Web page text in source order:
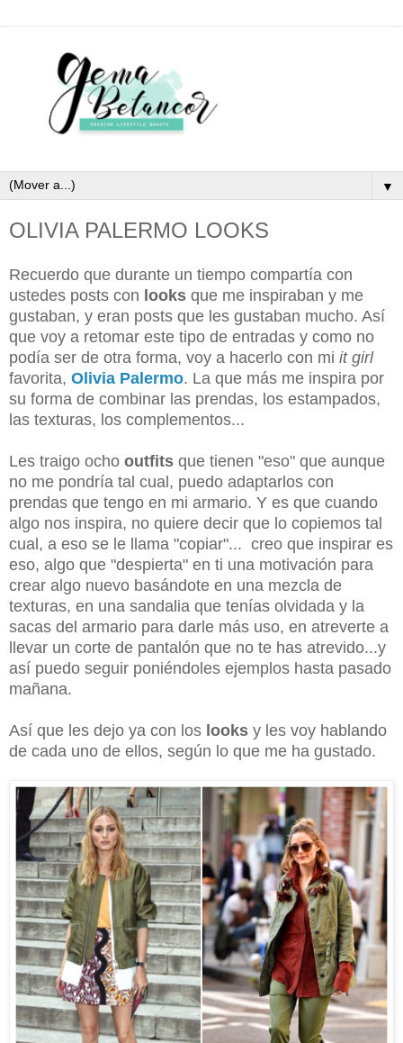
▼
OLIVIA PALERMO LOOKS
Recuerdo que durante un tiempo compartía con
ustedes posts con looks que me inspiraban y me
gustaban, y eran posts que les gustaban mucho. Así
que voy a retomar este tipo de entradas y como no
podía ser de otra forma, voy a hacerlo con mi it girl
favorita, Olivia Palermo. La que más me inspira por
su forma de combinar las prendas, los estampados,
las texturas, los complementos...
Les traigo ocho outfits que tienen "eso" que aunque
no me pondría tal cual, puedo adaptarlos con
prendas que tengo en mi armario. Y es que cuando
algo nos inspira, no quiere decir que lo copiemos tal
cual, a eso se le llama "copiar"... creo que inspirar es
eso, algo que "despierta" en ti una motivación para
crear algo nuevo basándote en una mezcla de
texturas, en una sandalia que tenías olvidada y la
sacas del armario para darle más uso, en atreverte a
llevar un corte de pantalón que no te has atrevido...y
así puedo seguir poniéndoles ejemplos hasta pasado
mañana.
Así que les dejo ya con los looks y les voy hablando
de cada uno de ellos, según lo que me ha gustado.